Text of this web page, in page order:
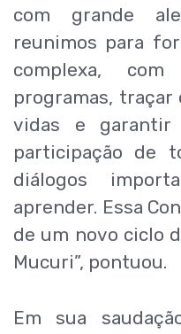
com grande
reunimos para
complexa,
programas,
vidas e
participação de
diálogos
aprender. Essa
de um novo ciclo
Mucuri”, pontuou.
Em sua